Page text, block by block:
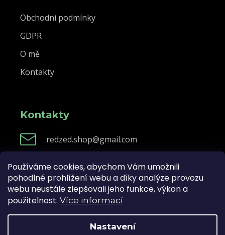
Používáme cookies, abychom Vám umožnili
pohodlné prohlížení webu a díky analýze provozu
webu neustále zlepšovali jeho funkce, výkon a
použitelnost. Více informací
Nastavení
Obchodní podmínky
GDPR
O mě
Kontakty
Kontakty
redzed.shop@gmail.com
Vytvořil Shoptet
Copyright 2026Redzedofficial. Všechna práva
vyhrazena.